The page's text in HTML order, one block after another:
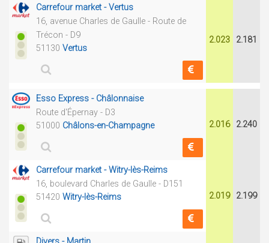
Carrefour market - Vertus
16, avenue Charles de Gaulle - Route de
Trécon - D9
51130 Vertus
2.023 2.181
Esso Express - Châlonnaise
Route d'Épernay - D3
51000 Châlons-en-Champagne 2.016 2.240
Carrefour market - Witry-lès-Reims
16, boulevard Charles de Gaulle - D151
51420 Witry-lès-Reims 2.019 2.199